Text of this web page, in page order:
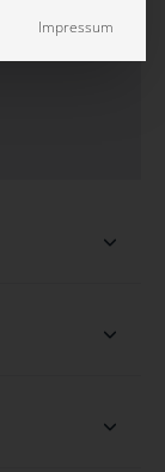
Impressum